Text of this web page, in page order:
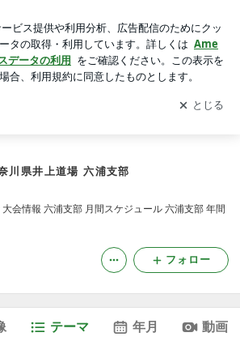
して ブログの更新通知
を受け取りまし
開く
川県井上道場 六浦支部
会情報 六浦支部 月間スケジュール 六浦支部 年間
フォロー
テーマ 年月 動画